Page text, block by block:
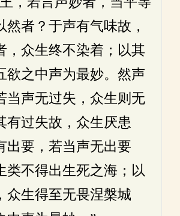
然者？于声有气味故，
，众生终不染着；以其
欲之中声为最妙。然声
当声无过失，众生则无
有过失故，众生厌患
出要，若当声无出要
类不得出生死之海；以
众生得至无畏涅槃城